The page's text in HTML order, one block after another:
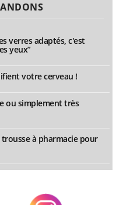
verres adaptés, c'est
yeux”
votre cerveau !
ou simplement très
à pharmacie pour